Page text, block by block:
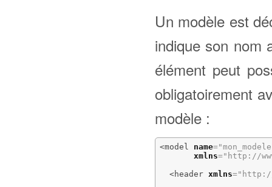
Un modèle est
indique son nom
élément peut
obligatoirement
modèle :
<model name=
xmlns="http://
<header xmlns="http://